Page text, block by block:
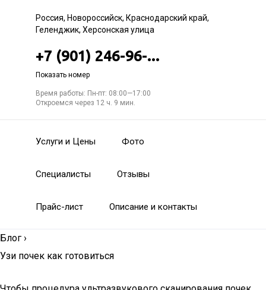
Россия, Новороссийск, Краснодарский край,
Геленджик, Херсонская улица
+7 (901) 246-96-...
Показать номер
Время работы: Пн-пт: 08:00—17:00
Откроемся через 12 ч. 9 мин.
Услуги и Цены Фото
Специалисты Отзывы
Прайс-лист Описание и контакты
Блог ›
Узи почек как готовиться